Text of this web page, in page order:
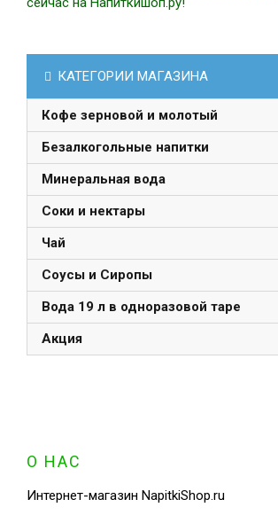
КАТЕГОРИИ МАГАЗИНА
Кофе зерновой и молотый
Безалкогольные напитки
Минеральная вода
Соки и нектары
Чай
Соусы и Сиропы
Вода 19 л в одноразовой таре
Акция
О НАС
Интернет-магазин NapitkiShop.ru